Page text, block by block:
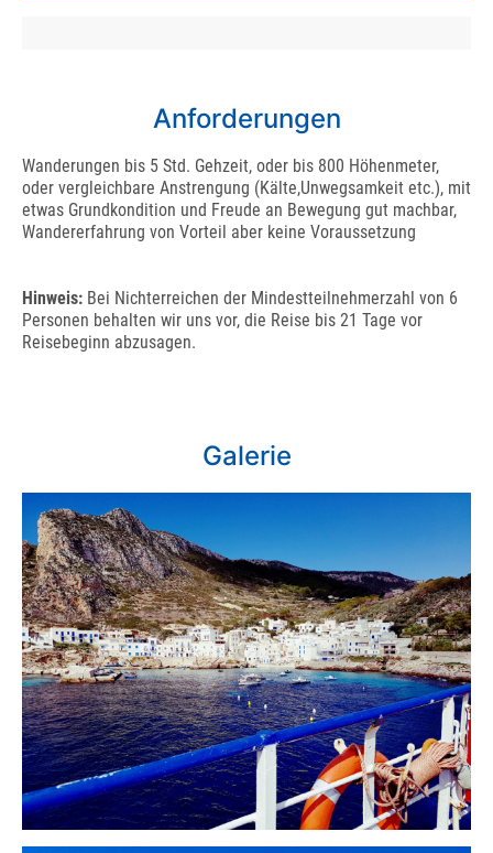
Anforderungen
Wanderungen bis 5 Std. Gehzeit, oder bis 800 Höhenmeter,
oder vergleichbare Anstrengung (Kälte,Unwegsamkeit etc.), mit
etwas Grundkondition und Freude an Bewegung gut machbar,
Wandererfahrung von Vorteil aber keine Voraussetzung
Hinweis: Bei Nichterreichen der Mindestteilnehmerzahl von 6
Personen behalten wir uns vor, die Reise bis 21 Tage vor
Reisebeginn abzusagen.
Galerie